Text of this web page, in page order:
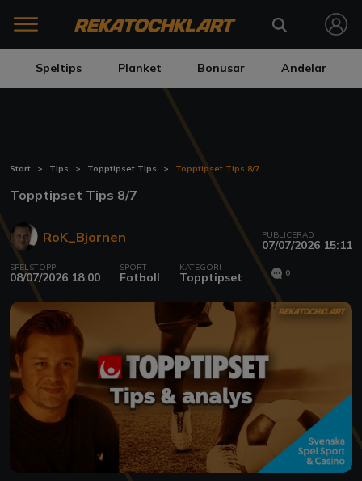
Speltips Planket Bonusar Andelar
Start Tips Topptipset Tips Topptipset Tips 8/7
Topptipset Tips 8/7
RoK_Bjornen PUBLICERAD
07/07/2026 15:11
SPELSTOPP
08/07/2026 18:00
SPORT
Fotboll
KATEGORI
Topptipset 0